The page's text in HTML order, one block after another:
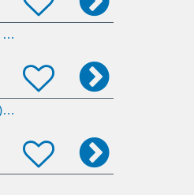
Medizinisch-technische Assistenz - MTA (m/w/d) HNO-Praxis
Medizinisch-technische Assistentin, MTA (m/w/d) HNO-Praxis